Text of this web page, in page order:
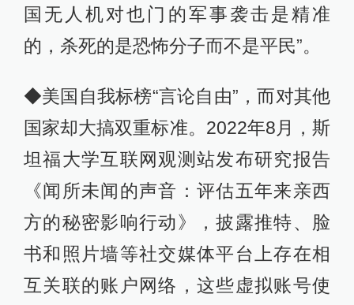
国无人机对也门的军事袭击是精准
的，杀死的是恐怖分子而不是平民”。
◆美国自我标榜“言论自由”，而对其他
国家却大搞双重标准。2022年8月，斯
坦福大学互联网观测站发布研究报告
《闻所未闻的声音：评估五年来亲西
方的秘密影响行动》，披露推特、脸
书和照片墙等社交媒体平台上存在相
互关联的账户网络，这些虚拟账号使